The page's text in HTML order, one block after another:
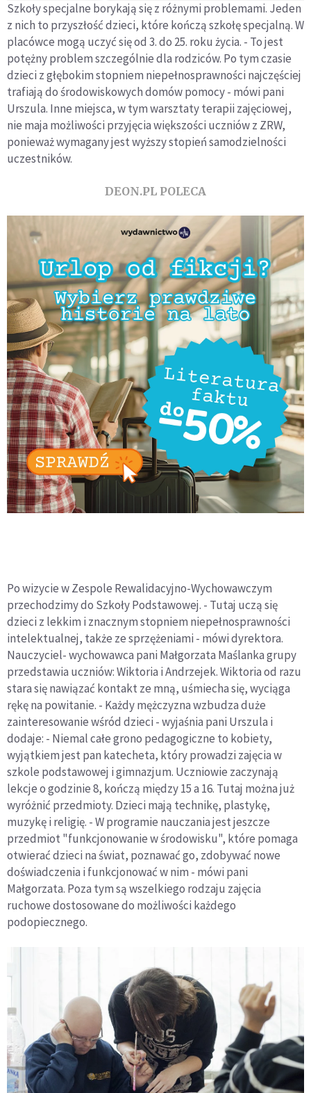
Szkoły specjalne borykają się z różnymi problemami. Jeden
z nich to przyszłość dzieci, które kończą szkołę specjalną. W
placówce mogą uczyć się od 3. do 25. roku życia. - To jest
potężny problem szczególnie dla rodziców. Po tym czasie
dzieci z głębokim stopniem niepełnosprawności najczęściej
trafiają do środowiskowych domów pomocy - mówi pani
Urszula. Inne miejsca, w tym warsztaty terapii zajęciowej,
nie maja możliwości przyjęcia większości uczniów z ZRW,
ponieważ wymagany jest wyższy stopień samodzielności
uczestników.
DEON.PL POLECA
Po wizycie w Zespole Rewalidacyjno-Wychowawczym
przechodzimy do Szkoły Podstawowej. - Tutaj uczą się
dzieci z lekkim i znacznym stopniem niepełnosprawności
intelektualnej, także ze sprzężeniami - mówi dyrektora.
Nauczyciel- wychowawca pani Małgorzata Maślanka grupy
przedstawia uczniów: Wiktoria i Andrzejek. Wiktoria od razu
stara się nawiązać kontakt ze mną, uśmiecha się, wyciąga
rękę na powitanie. - Każdy mężczyzna wzbudza duże
zainteresowanie wśród dzieci - wyjaśnia pani Urszula i
dodaje: - Niemal całe grono pedagogiczne to kobiety,
wyjątkiem jest pan katecheta, który prowadzi zajęcia w
szkole podstawowej i gimnazjum. Uczniowie zaczynają
lekcje o godzinie 8, kończą między 15 a 16. Tutaj można już
wyróżnić przedmioty. Dzieci mają technikę, plastykę,
muzykę i religię. - W programie nauczania jest jeszcze
przedmiot "funkcjonowanie w środowisku", które pomaga
otwierać dzieci na świat, poznawać go, zdobywać nowe
doświadczenia i funkcjonować w nim - mówi pani
Małgorzata. Poza tym są wszelkiego rodzaju zajęcia
ruchowe dostosowane do możliwości każdego
podopiecznego.